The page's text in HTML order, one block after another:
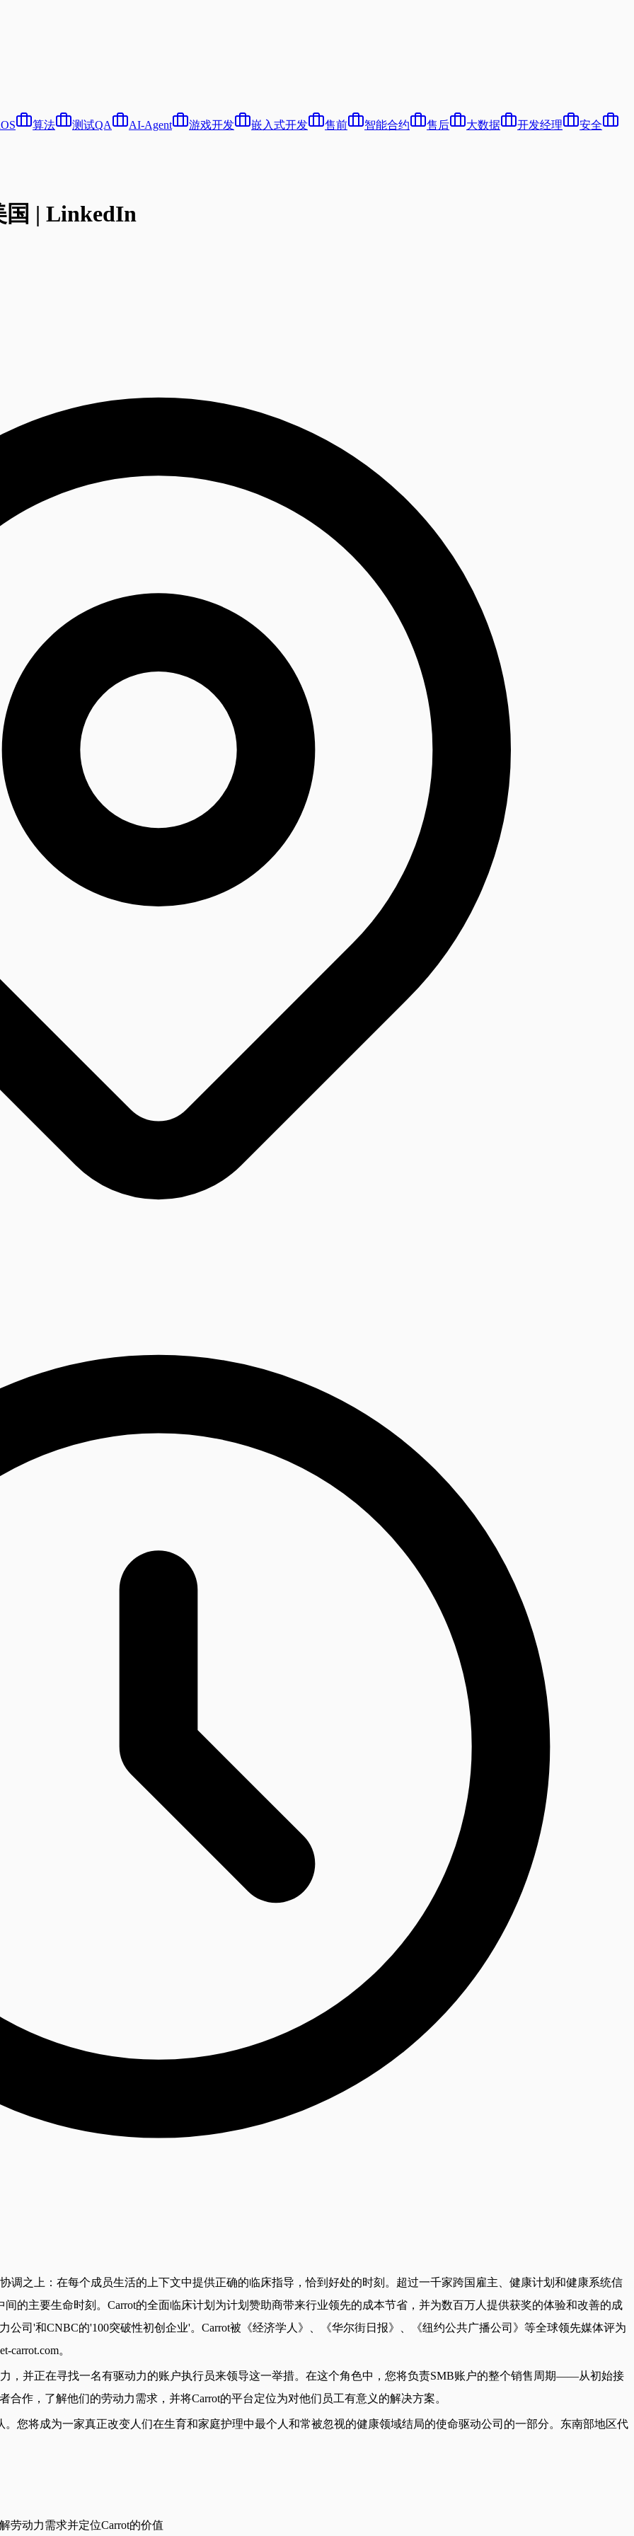
算法 测试QA AI-Agent 游戏开发 嵌入式开发 售前 智能合约 售后 大数据 开发经理 安全
国 | LinkedIn
调之上：在每个成员生活的上下文中提供正确的临床指导，恰到好处的时刻。超过一千家跨国雇主、健康计划和健康系统信
的主要生命时刻。Carrot的全面临床计划为计划赞助商带来行业领先的成本节省，并为数百万人提供获奖的体验和改善的成
公司'和CNBC的'100突破性初创企业'。Carrot被《经济学人》、《华尔街日报》、《纽约公共广播公司》等全球领先媒体评为
。
，并正在寻找一名有驱动力的账户执行员来领导这一举措。在这个角色中，您将负责SMB账户的整个销售周期——从初始接
作，了解他们的劳动力需求，并将Carrot的平台定位为对他们员工有意义的解决方案。
您将成为一家真正改变人们在生育和家庭护理中最个人和常被忽视的健康领域结局的使命驱动公司的一部分。东南部地区代
劳动力需求并定位Carrot的价值